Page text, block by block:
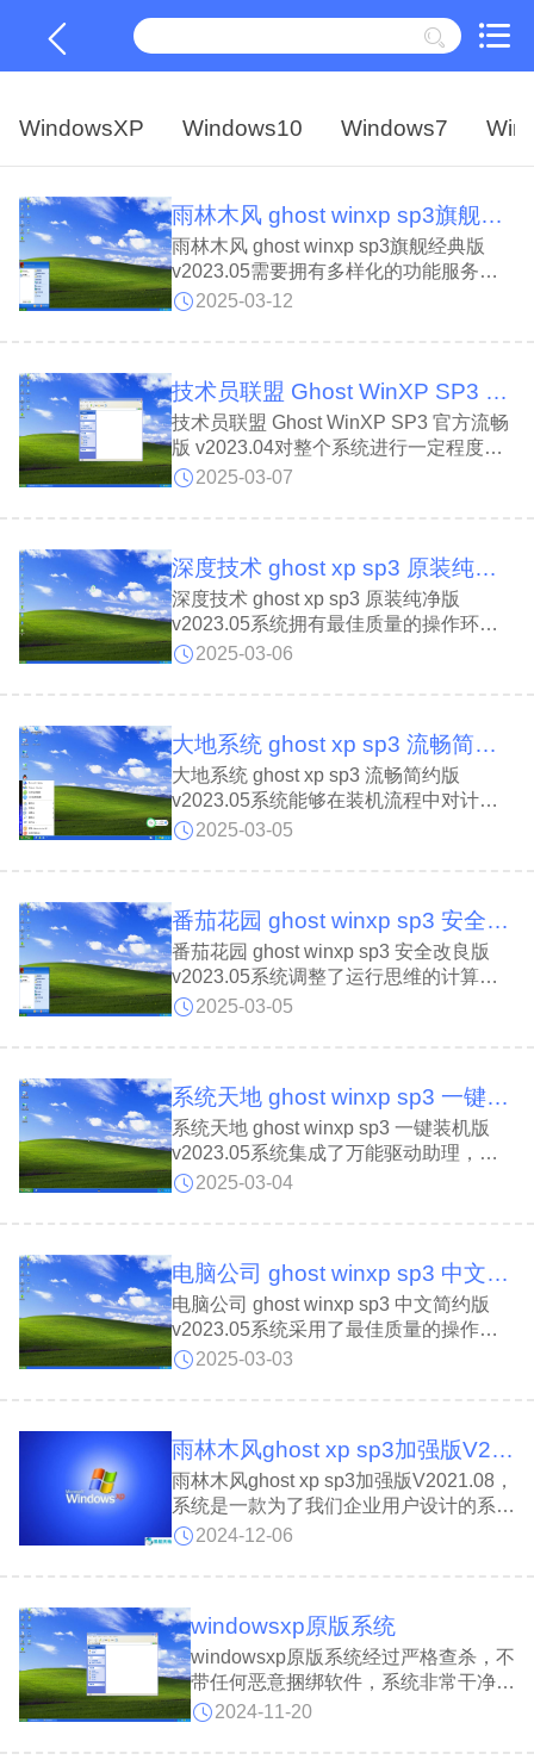
WindowsXP Windows10 Windows7
雨林木风 ghost winxp sp3旗舰经典版 v2023.05
雨林木风 ghost winxp sp3旗舰经典版
v2023.05需要拥有多样化的功能服务组
件，让用户可以轻松地在新版本的系统上
本地磁盘文件数据进行了全面扫描，有效
安全。
2025-03-12
技术员联盟 Ghost WinXP SP3 官方流畅版 v2023.04
技术员联盟 Ghost WinXP SP3 官方流畅
版 v2023.04对整个系统进行一定程度的
简化，增加新的功能，并保留原有的运行
新版的防火墙功能，能够有效的抵御各类
2025-03-07
深度技术 ghost xp sp3 原装纯净版 v2023.05
深度技术 ghost xp sp3 原装纯净版
v2023.05系统拥有最佳质量的操作环境
和框架，无病毒、无木马、无恶意插件、
性。系统包含大量的运行库文件，以保证
的操作体验。
2025-03-06
大地系统 ghost xp sp3 流畅简约版 v2023.05
大地系统 ghost xp sp3 流畅简约版
v2023.05系统能够在装机流程中对计算
机所配备的硬件进行驱动搭配，并自主完
的平稳运行。同时用户可以通过控制面板
适应各种人群的使用。
2025-03-05
番茄花园 ghost winxp sp3 安全改良版 v2023.05
番茄花园 ghost winxp sp3 安全改良版
v2023.05系统调整了运行思维的计算形
式，让计算机能够安全运行的同时且保证
制面板自主完成对系统各个硬件的端口、
使用的系统。
2025-03-05
系统天地 ghost winxp sp3 一键装机版 v2023.05
系统天地 ghost winxp sp3 一键装机版
v2023.05系统集成了万能驱动助理，整
合了全面的漏洞补丁，可以保证系统的稳
置了强大的防火墙，无病毒、无木马、无
更纯粹的体验。
2025-03-04
电脑公司 ghost winxp sp3 中文简约版 v2023.05
电脑公司 ghost winxp sp3 中文简约版
v2023.05系统采用了最佳质量的操作环
境和框架，以确保每个用户在运行本系统
序，可以有效阻止病毒和恶意软件的入
互模式。
2025-03-03
雨林木风ghost xp sp3加强版V2021.08
雨林木风ghost xp sp3加强版V2021.08，
系统是一款为了我们企业用户设计的系
统，现在很多的公司企业在进行工作时都
现在的时代是很看重信息的重要性的。
2024-12-06
windowsxp原版系统
windowsxp原版系统经过严格查杀，不
带任何恶意捆绑软件，系统非常干净，
优化了数几十项优化注册表，有效的提
2024-11-20